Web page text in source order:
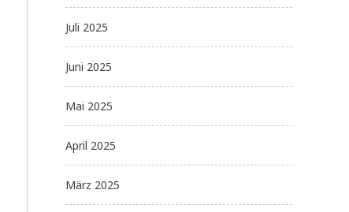
Juli 2025
Juni 2025
Mai 2025
April 2025
März 2025